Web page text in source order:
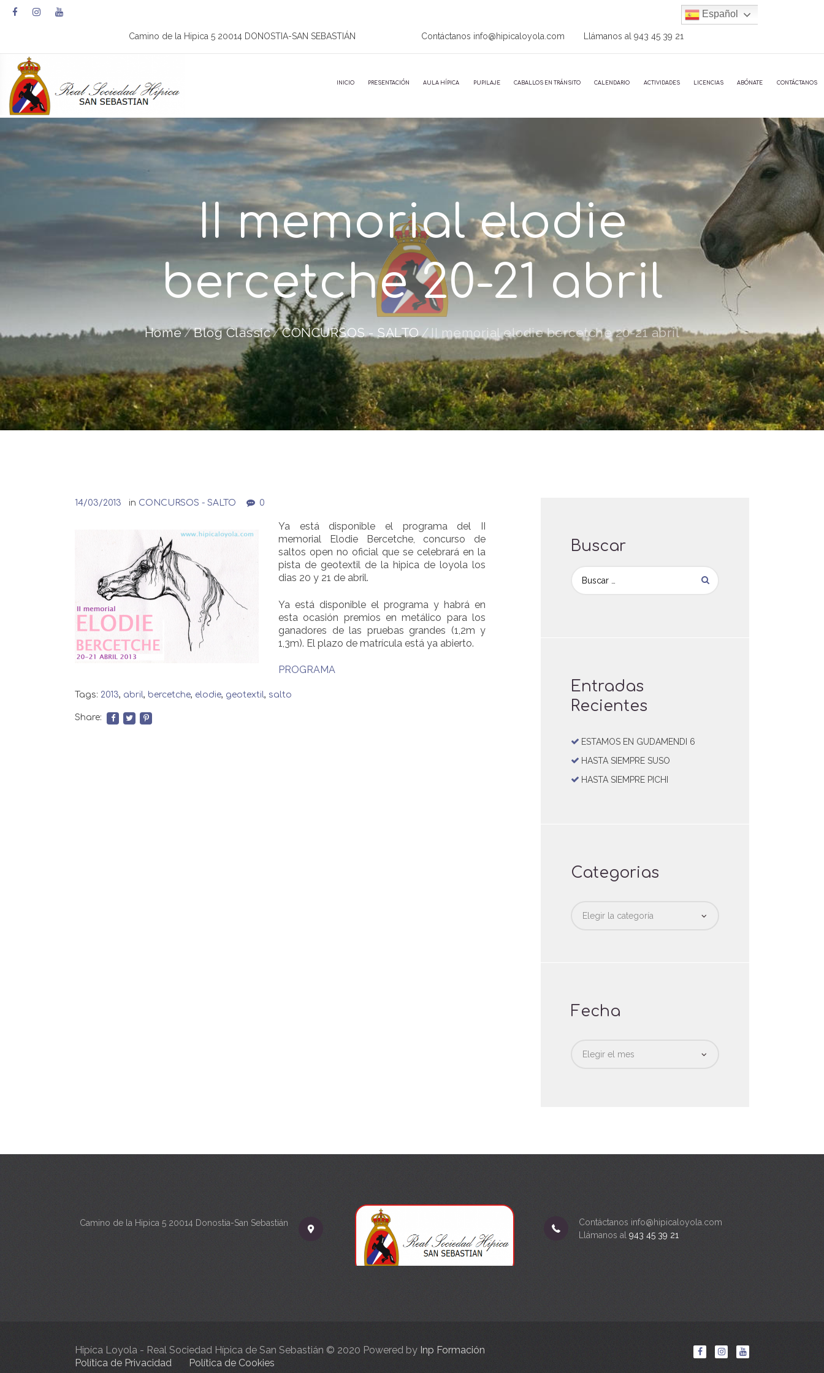
Camino de la Hipica 5 20014 DONOSTIA-SAN SEBASTIÁN Contáctanos info@hipicaloyola.com Llámanos al943 45 39 21
INICIO PRESENTACIÓN AULA HÍPICA PUPILAJE CABALLOS EN TRÁNSITO CALENDARIO ACTIVIDADES LICENCIAS ABÓNATE CONTÁCTANOS
II memorial elodie
bercetche 20-21 abril
Home Blog Classic CONCURSOS - SALTO II memorial elodie bercetche 20-21 abril
14/03/2013 in CONCURSOS - SALTO 0
Ya está disponible el programa del II
memorial Elodie Bercetche, concurso de
saltos open no oficial que se celebrará en la
pista de geotextil de la hipica de loyola los
dias 20 y 21 de abril.
Ya está disponible el programa y habrá en
esta ocasión premios en metálico para los
ganadores de las pruebas grandes (1,2m y
1,3m). El plazo de matrícula está ya abierto.
PROGRAMA
Tags: 2013, abril, bercetche, elodie, geotextil, salto
Share:
Buscar
Entradas
Recientes
ESTAMOS EN GUDAMENDI 6
HASTA SIEMPRE SUSO
HASTA SIEMPRE PICHI
Categorias
Fecha
Camino de la Hipica 5 20014 Donostia-San Sebastián
Contáctanos info@hipicaloyola.com
Llámanos al 943 45 39 21
Hipíca Loyola - Real Sociedad Hípica de San Sebastián © 2020 Powered by Inp Formación
Política de Privacidad
Política de Cookies
Español